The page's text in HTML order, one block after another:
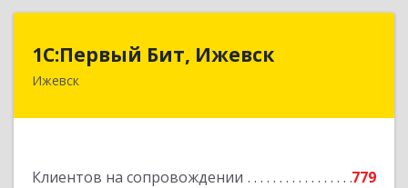
1С:Первый Бит, Ижевск
Ижевск
Клиентов на сопровождении
779
1С:Первый Бит, Ижевск